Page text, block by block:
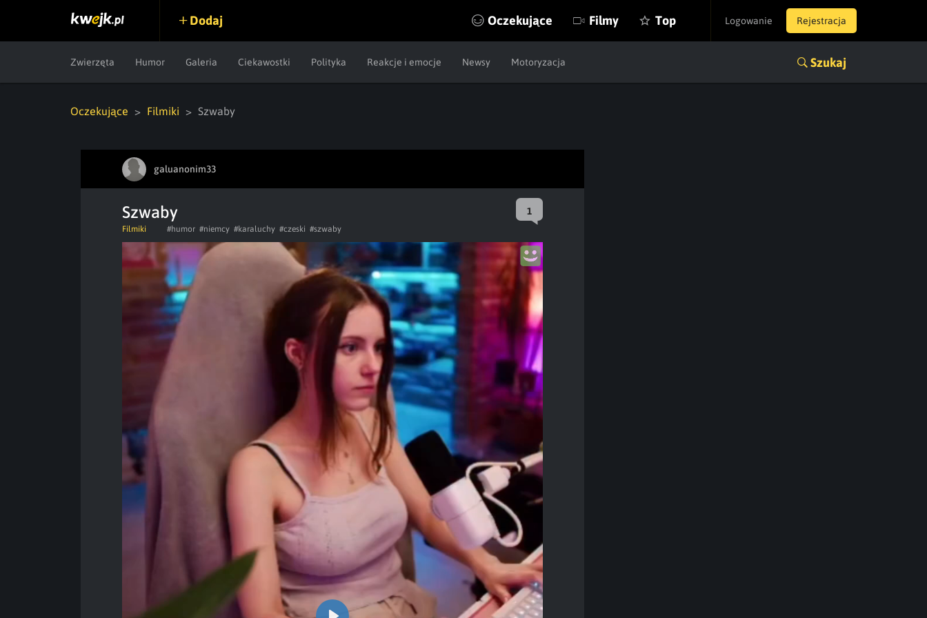
Logowanie Rejestracja
Dodaj Oczekujące Filmy Top
Zwierzęta Humor Galeria Ciekawostki Polityka Reakcje i emocje Newsy Motoryzacja Szukaj
Oczekujące Filmiki Szwaby
galuanonim33
Szwaby 1
Filmiki #humor #niemcy #karaluchy #czeski #szwaby